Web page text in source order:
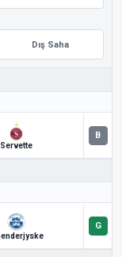
Dış Saha
Servette